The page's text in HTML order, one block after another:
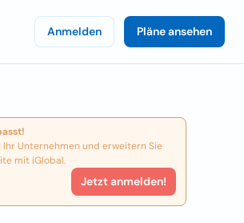
Anmelden Pläne ansehen
Unternehmen und erweitern Sie
mit iGlobal.
Jetzt anmelden!